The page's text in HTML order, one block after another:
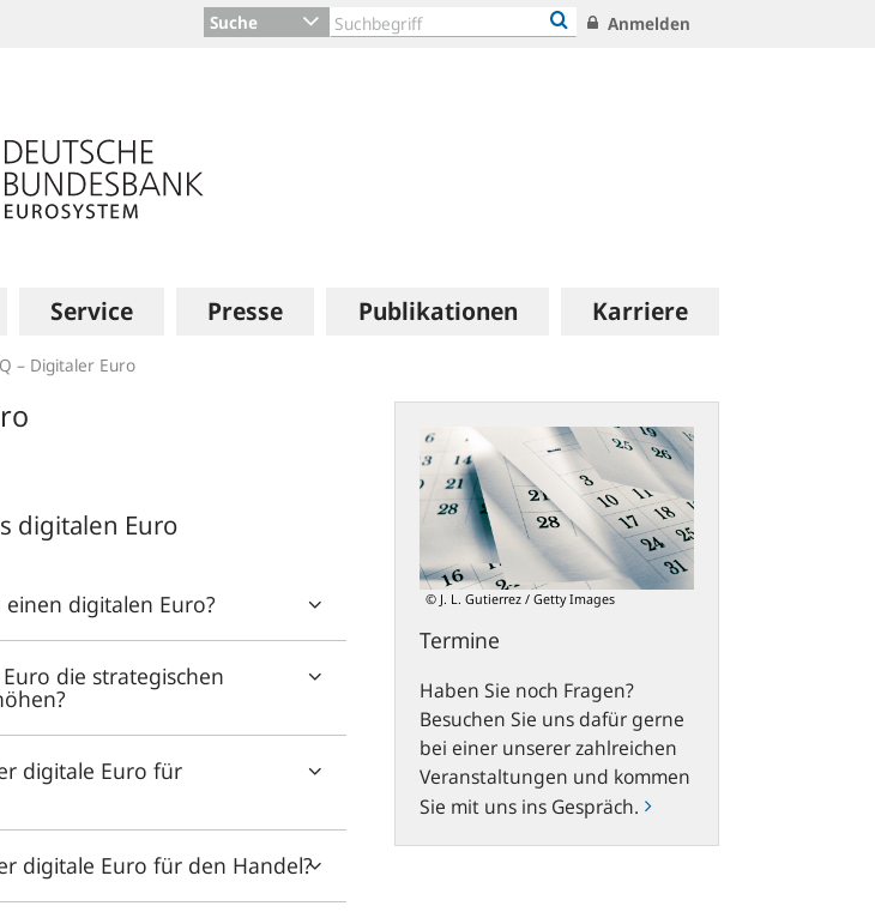
Suche Anmelden
Service Presse Publikationen Karriere
– Digitaler Euro
digitalen Euro
digitalen Euro?
die strategischen
digitale Euro für
digitale Euro für den Handel?
© J. L. Gutierrez / Getty Images
Termine
Haben Sie noch Fragen?
Besuchen Sie uns dafür gerne
bei einer unserer zahlreichen
Veranstaltungen und kommen
Sie mit uns ins Gespräch.